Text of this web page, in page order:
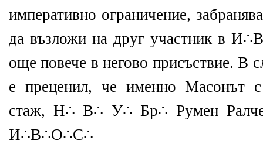
императивно ограничение,
да възложи на друг участник в
още повече в негово присъствие. В
е преценил, че именно Масонът
стаж, Н∴ В∴ У∴ Бр∴ Румен
И∴В∴О∴С∴